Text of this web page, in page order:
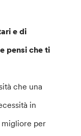
e di
pensi che ti
che una
in
migliore per